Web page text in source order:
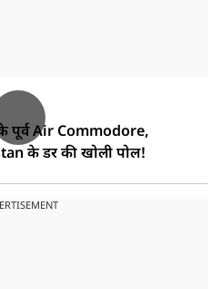
पूर्व Air Commodore,
के डर की खोली पोल!